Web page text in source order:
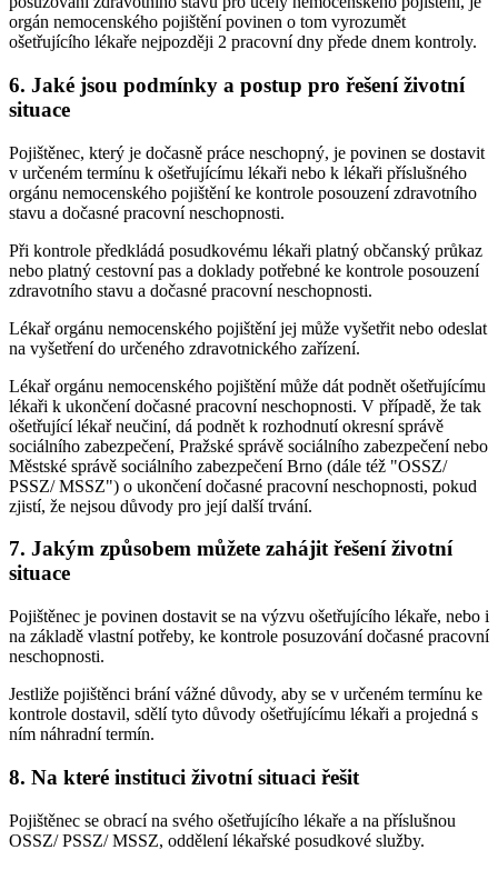
orgán nemocenského pojištění povinen o tom vyrozumět
ošetřujícího lékaře nejpozději 2 pracovní dny přede dnem kontroly.
6. Jaké jsou podmínky a postup pro řešení životní
situace
Pojištěnec, který je dočasně práce neschopný, je povinen se dostavit
v určeném termínu k ošetřujícímu lékaři nebo k lékaři příslušného
orgánu nemocenského pojištění ke kontrole posouzení zdravotního
stavu a dočasné pracovní neschopnosti.
Při kontrole předkládá posudkovému lékaři platný občanský průkaz
nebo platný cestovní pas a doklady potřebné ke kontrole posouzení
zdravotního stavu a dočasné pracovní neschopnosti.
Lékař orgánu nemocenského pojištění jej může vyšetřit nebo odeslat
na vyšetření do určeného zdravotnického zařízení.
Lékař orgánu nemocenského pojištění může dát podnět ošetřujícímu
lékaři k ukončení dočasné pracovní neschopnosti. V případě, že tak
ošetřující lékař neučiní, dá podnět k rozhodnutí okresní správě
sociálního zabezpečení, Pražské správě sociálního zabezpečení nebo
Městské správě sociálního zabezpečení Brno (dále též "OSSZ/
PSSZ/ MSSZ") o ukončení dočasné pracovní neschopnosti, pokud
zjistí, že nejsou důvody pro její další trvání.
7. Jakým způsobem můžete zahájit řešení životní
situace
Pojištěnec je povinen dostavit se na výzvu ošetřujícího lékaře, nebo i
na základě vlastní potřeby, ke kontrole posuzování dočasné pracovní
neschopnosti.
Jestliže pojištěnci brání vážné důvody, aby se v určeném termínu ke
kontrole dostavil, sdělí tyto důvody ošetřujícímu lékaři a projedná s
ním náhradní termín.
8. Na které instituci životní situaci řešit
Pojištěnec se obrací na svého ošetřujícího lékaře a na příslušnou
OSSZ/ PSSZ/ MSSZ, oddělení lékařské posudkové služby.